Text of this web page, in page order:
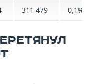
311 479 0,1%